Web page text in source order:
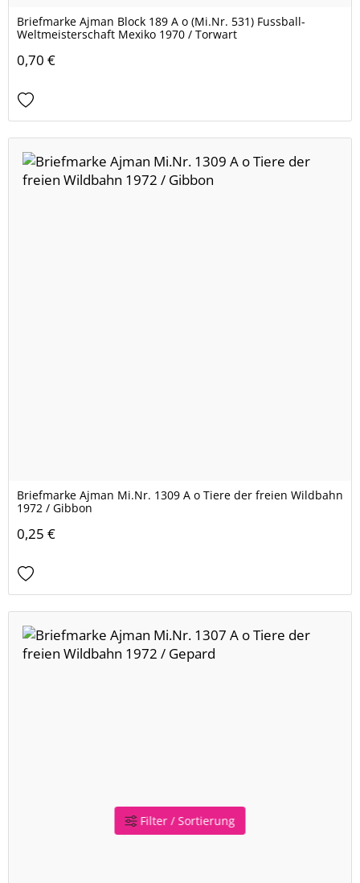
Filter / Sortierung
Briefmarke Ajman Block 189 A o (Mi.Nr. 531) Fussball-
Weltmeisterschaft Mexiko 1970 / Torwart
0,70 €
Briefmarke Ajman Mi.Nr. 1309 A o Tiere der freien Wildbahn
1972 / Gibbon
0,25 €